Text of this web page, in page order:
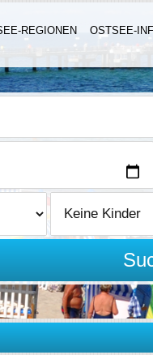
REGIONEN OSTSEE-